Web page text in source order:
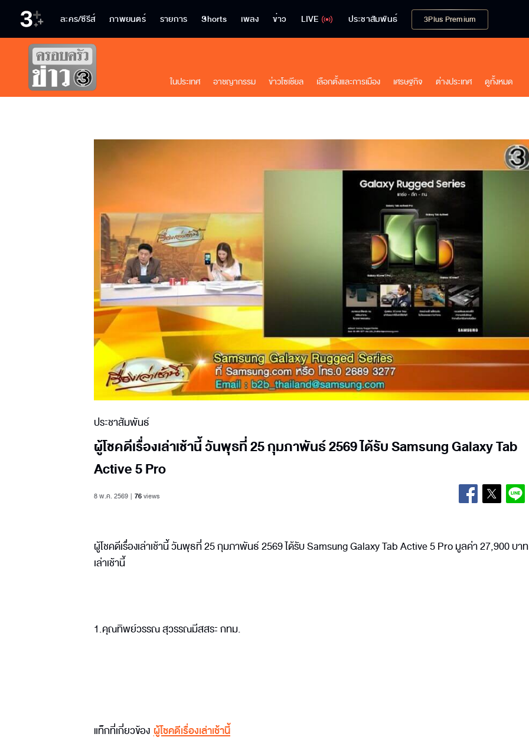
ละคร/ซีรีส์ ภาพยนตร์ รายการ Shorts เพลง ข่าว LIVE ประชาสัมพันธ์ 3Plus Premium
ในประเทศ อาชญากรรม ข่าวโซเชียล เลือกตั้งและการเมือง เศรษฐกิจ ต่างประเทศ ดูทั้งหมด
ประชาสัมพันธ์
ผู้โชคดีเรื่องเล่าเช้านี้ วันพุธที่ 25 กุมภาพันธ์ 2569 ได้รับ Samsung Galaxy Tab
Active 5 Pro
8 พ.ค. 2569 76views
ผู้โชคดีเรื่องเล่าเช้านี้ วันพุธที่ 25 กุมภาพันธ์ 2569 ได้รับ Samsung Galaxy Tab Active 5 Pro มูลค่า 27,900 บาท
เล่าเช้านี้
1.คุณทิพย์วรรณ สุวรรณมีสสระ กทม.
แท็กที่เกี่ยวข้อง ผู้โชคดีเรื่องเล่าเช้านี้